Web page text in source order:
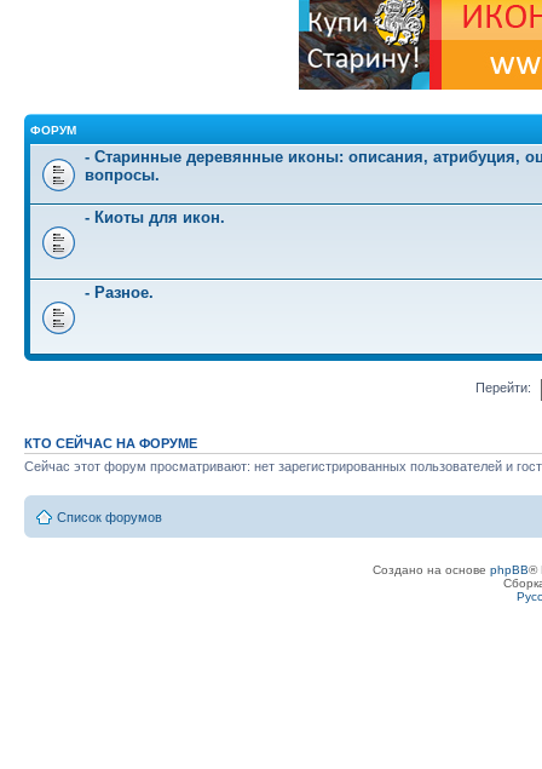
ФОРУМ
- Старинные деревянные иконы: описания, атрибуция,
вопросы.
- Киоты для икон.
- Разное.
Перейти:
КТО СЕЙЧАС НА ФОРУМЕ
Сейчас этот форум просматривают: нет зарегистрированных пользователей и
Список форумов
Создано на основе phpBB®